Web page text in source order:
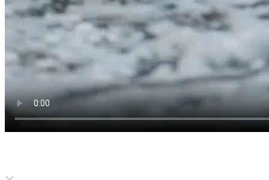
Click to unmute
Perché è finita così...